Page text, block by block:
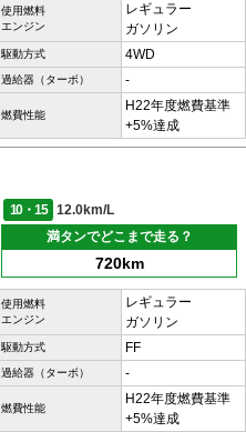
使用燃料
エンジン
レギュラー
ガソリン
駆動方式 4WD
過給器（ターボ） -
燃費性能
H22年度燃費基準
+5%達成
10・15
12.0km/L
満タンでどこまで走る？
720km
使用燃料
エンジン
レギュラー
ガソリン
駆動方式 FF
過給器（ターボ） -
燃費性能
H22年度燃費基準
+5%達成